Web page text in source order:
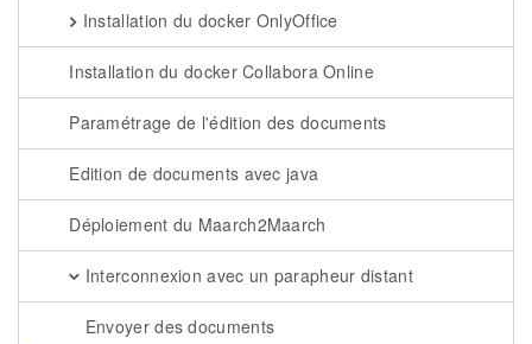
Installation du docker OnlyOffice
Installation du docker Collabora Online
Paramétrage de l'édition des documents
Edition de documents avec java
Déploiement du Maarch2Maarch
Interconnexion avec un parapheur distant
Envoyer des documents